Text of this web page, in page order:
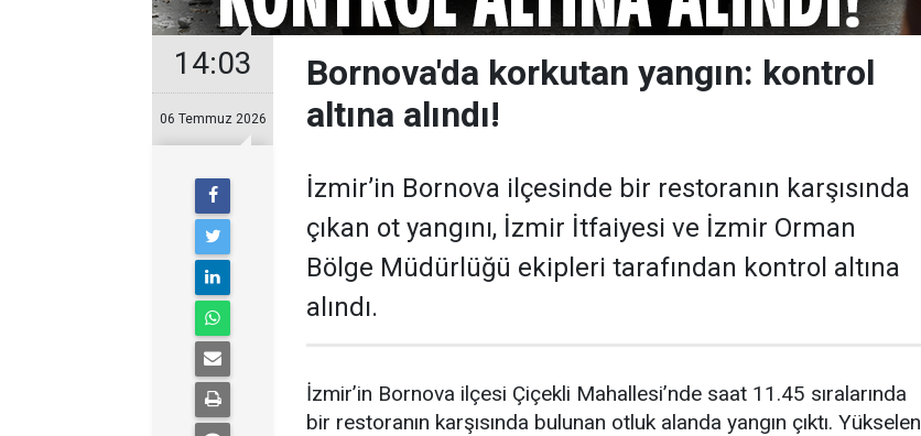
14:03
06 Temmuz 2026
Bornova'da korkutan yangın: kontrol
altına alındı!
İzmir’in Bornova ilçesinde bir restoranın karşısında
çıkan ot yangını, İzmir İtfaiyesi ve İzmir Orman
Bölge Müdürlüğü ekipleri tarafından kontrol altına
alındı.
İzmir’in Bornova ilçesi Çiçekli Mahallesi’nde saat 11.45 sıralarında
bir restoranın karşısında bulunan otluk alanda yangın çıktı. Yükselen